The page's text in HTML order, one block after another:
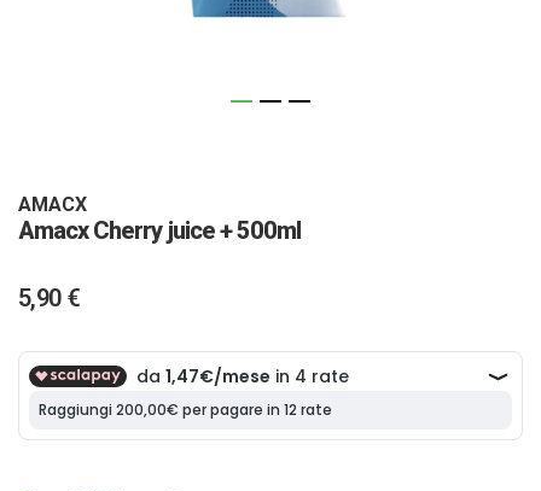
AMACX
Amacx Cherry juice + 500ml
5,90 €
galleria
di